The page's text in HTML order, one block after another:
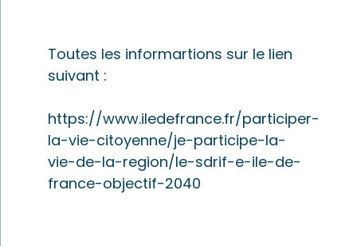
Toutes les informartions sur le lien
suivant :
https://www.iledefrance.fr/participer-
la-vie-citoyenne/je-participe-la-
vie-de-la-region/le-sdrif-e-ile-de-
france-objectif-2040